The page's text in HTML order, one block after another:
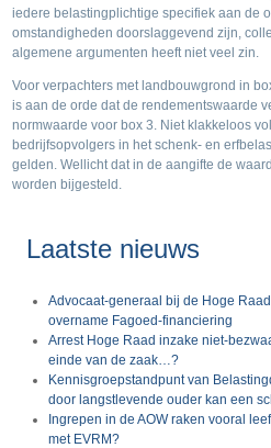
iedere belastingplichtige specifiek aan de
omstandigheden doorslaggevend zijn,
algemene argumenten heeft niet veel zin.
Voor verpachters met landbouwgrond in
is aan de orde dat de rendementswaarde
normwaarde voor box 3. Niet klakkeloos
bedrijfsopvolgers in het schenk- en
gelden. Wellicht dat in de aangifte de
worden bijgesteld.
Laatste nieuws
Advocaat-generaal bij de Hoge
overname Fagoed-financiering
Arrest Hoge Raad inzake niet-
einde van de zaak…?
Kennisgroepstandpunt van
door langstlevende ouder kan een
Ingrepen in de AOW raken vooral
met EVRM?